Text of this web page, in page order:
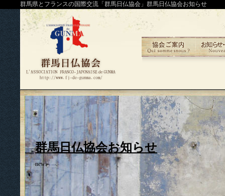
群馬県とフランスの国際交流「群馬日仏協会」群馬日仏協会お知らせ
群馬日仏協会お知らせ
news